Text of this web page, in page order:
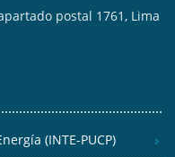
postal 1761, Lima
(INTE-PUCP)